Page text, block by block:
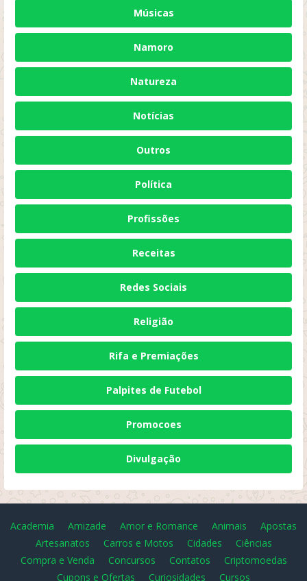
Músicas
Namoro
Natureza
Notícias
Outros
Política
Profissões
Receitas
Redes Sociais
Religião
Rifa e Premiações
Palpites de Futebol
Promocoes
Divulgação
Academia Amizade Amor e Romance Animais
Apostas
Artesanatos
Carros e Motos Cidades
Ciências
Compra e Venda
Concursos Contatos
Criptomoedas
Cupons e Ofertas
Curiosidades Cursos